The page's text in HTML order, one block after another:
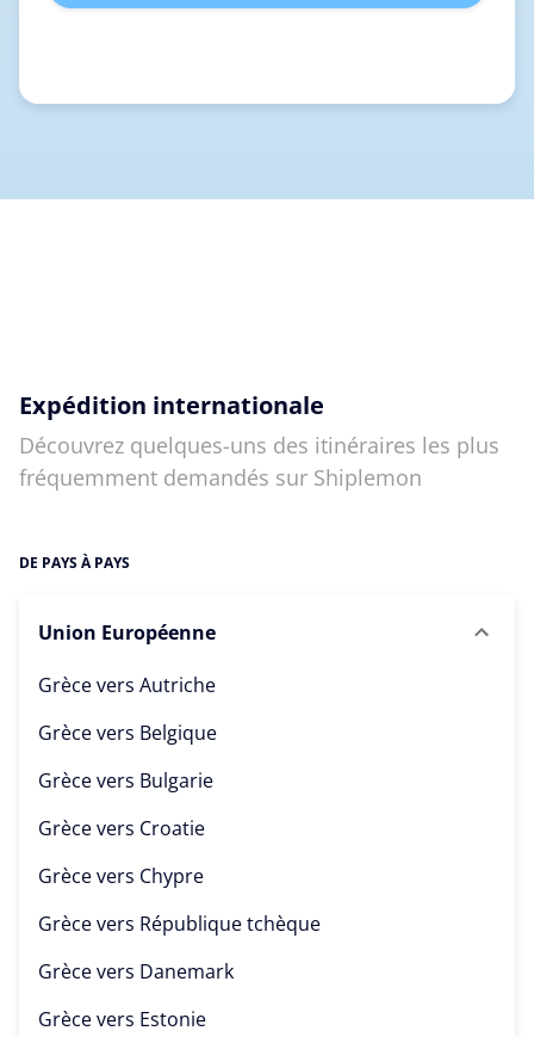
Expédition internationale
Découvrez quelques-uns des itinéraires les plus
fréquemment demandés sur Shiplemon
DE PAYS À PAYS
Union Européenne
Grèce vers Autriche
Grèce vers Belgique
Grèce vers Bulgarie
Grèce vers Croatie
Grèce vers Chypre
Grèce vers République tchèque
Grèce vers Danemark
Grèce vers Estonie